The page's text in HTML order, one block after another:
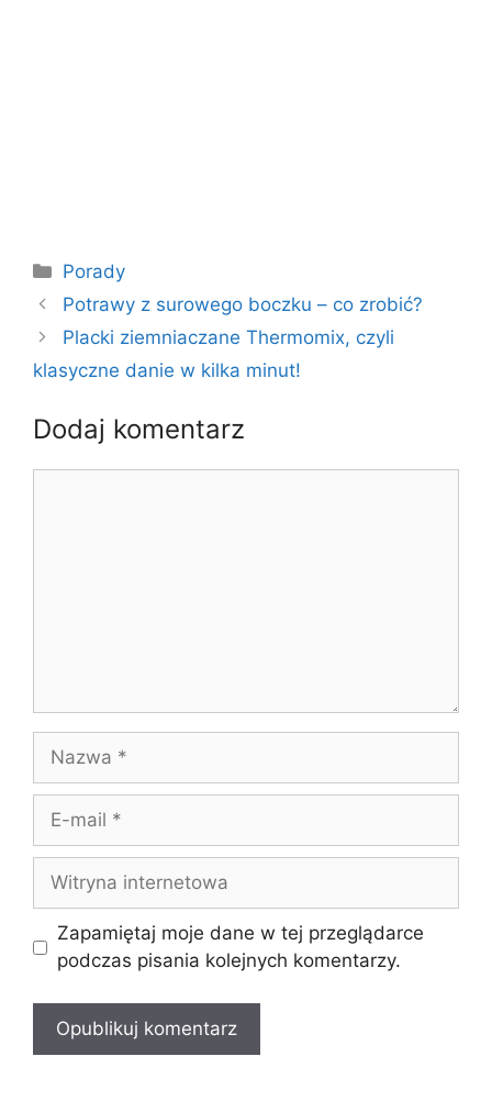
Kategorie
Porady
Potrawy z surowego boczku – co zrobić?
Placki ziemniaczane Thermomix, czyli
klasyczne danie w kilka minut!
Dodaj komentarz
Nazwa
Witryna
internetowa
Zapamiętaj moje dane w tej przeglądarce
podczas pisania kolejnych komentarzy.